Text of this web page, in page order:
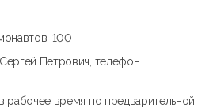
100
Петрович, телефон
рабочее время по предварительной